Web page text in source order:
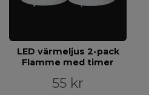
LED värmeljus 2-pack
Flamme med timer
55 kr